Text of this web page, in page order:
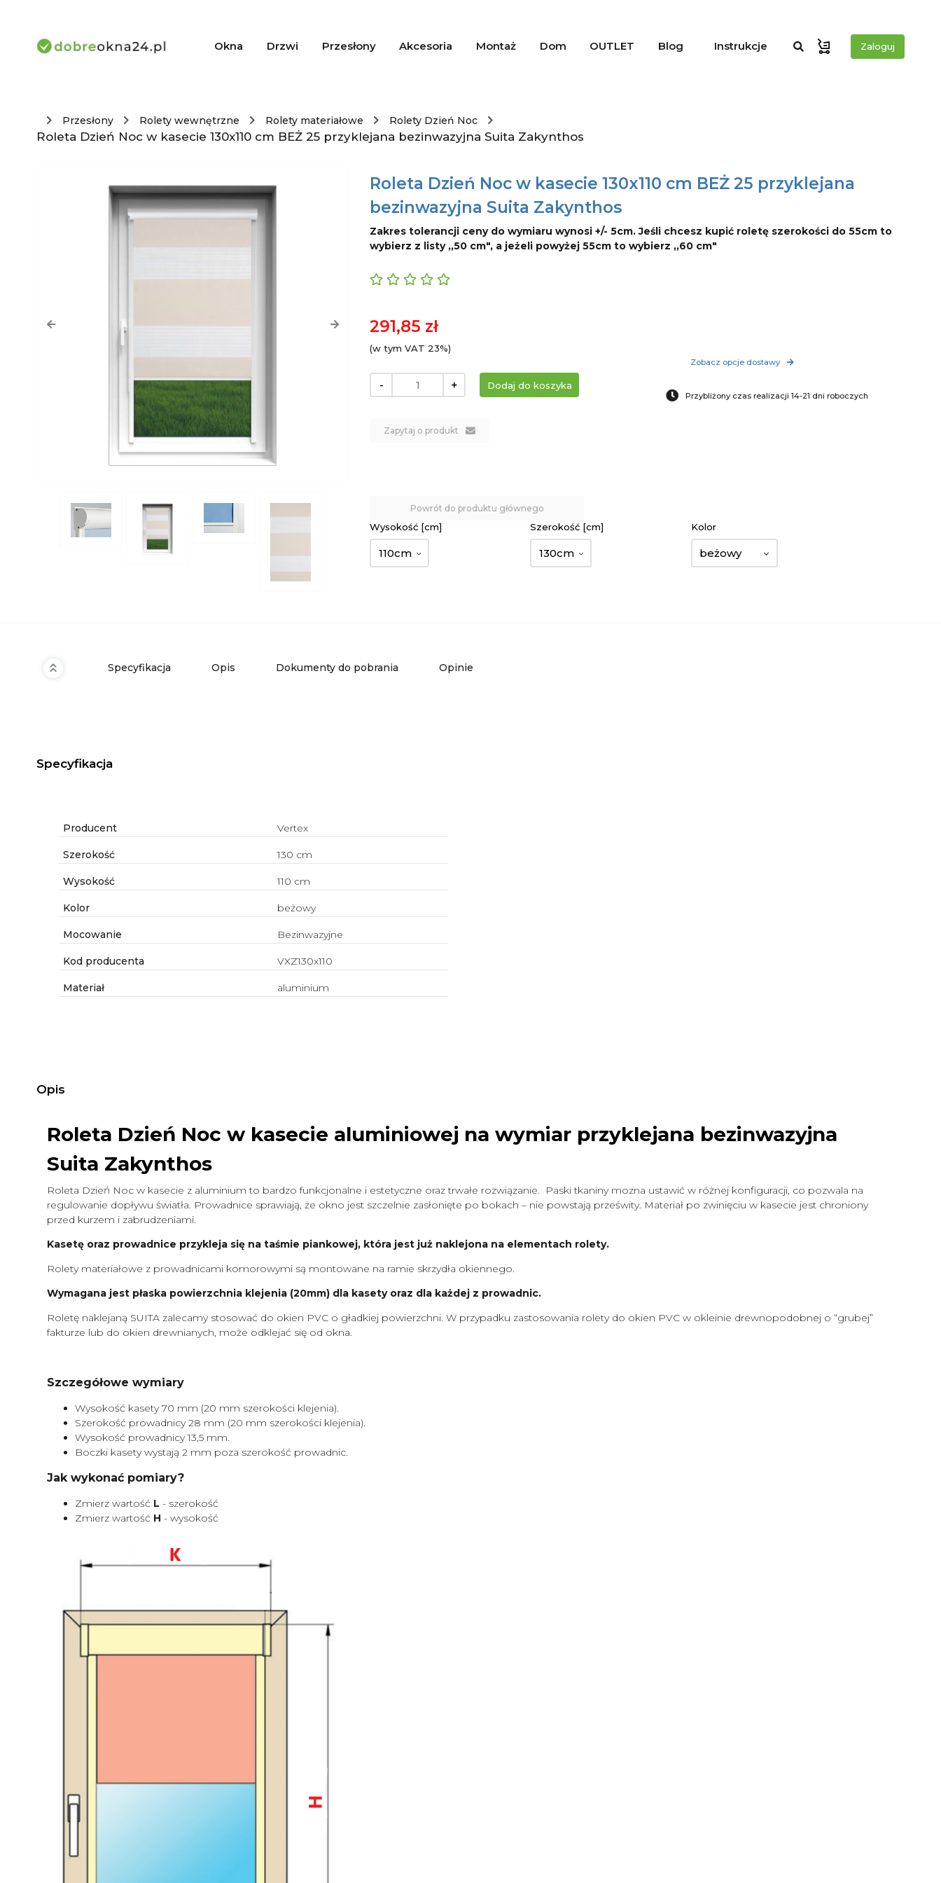
Okna Drzwi Przesłony Akcesoria Montaż Dom OUTLET Blog Instrukcje Zaloguj
Przesłony Rolety wewnętrzne Rolety materiałowe Rolety Dzień Noc
Roleta Dzień Noc w kasecie 130x110 cm BEŻ 25 przyklejana bezinwazyjna Suita Zakynthos
Roleta Dzień Noc w kasecie 130x110 cm BEŻ 25 przyklejana
bezinwazyjna Suita Zakynthos
Zakres tolerancji ceny do wymiaru wynosi +/- 5cm. Jeśli chcesz kupić roletę szerokości do 55cm to
wybierz z listy ,,50 cm", a jeżeli powyżej 55cm to wybierz ,,60 cm"
291,85 zł
(w tym VAT 23%)
- +
Zapytaj o produkt
Zobacz opcje dostawy
Przybliżony czas realizacji 14-21 dni roboczych
Powrót do produktu głównego
Wysokość [cm]
110cm
Szerokość [cm]
130cm
Kolor
beżowy
Specyfikacja Opis Dokumenty do pobrania Opinie
Specyfikacja
Producent Vertex
Szerokość 130 cm
Wysokość 110 cm
Kolor beżowy
Mocowanie Bezinwazyjne
Kod producenta VXZ130x110
Materiał aluminium
Opis
Roleta Dzień Noc w kasecie aluminiowej na wymiar przyklejana bezinwazyjna
Suita Zakynthos
Roleta Dzień Noc w kasecie z aluminium to bardzo funkcjonalne i estetyczne oraz trwałe rozwiązanie. Paski tkaniny mozna ustawić w różnej konfiguracji, co pozwala na
regulowanie dopływu światła. Prowadnice sprawiają, że okno jest szczelnie zasłonięte po bokach – nie powstają prześwity. Materiał po zwinięciu w kasecie jest chroniony
przed kurzem i zabrudzeniami.
Kasetę oraz prowadnice przykleja się na taśmie piankowej, która jest już naklejona na elementach rolety.
Rolety materiałowe z prowadnicami komorowymi są montowane na ramie skrzydła okiennego.
Wymagana jest płaska powierzchnia klejenia (20mm) dla kasety oraz dla każdej z prowadnic.
Roletę naklejaną SUITA zalecamy stosować do okien PVC o gładkiej powierzchni. W przypadku zastosowania rolety do okien PVC w okleinie drewnopodobnej o “grubej”
fakturze lub do okien drewnianych, może odklejać się od okna.
Szczegółowe wymiary
Wysokość kasety 70 mm (20 mm szerokości klejenia).
Szerokość prowadnicy 28 mm (20 mm szerokości klejenia).
Wysokość prowadnicy 13,5 mm.
Boczki kasety wystają 2 mm poza szerokość prowadnic.
Jak wykonać pomiary?
Zmierz wartość L - szerokość
Zmierz wartość H - wysokość